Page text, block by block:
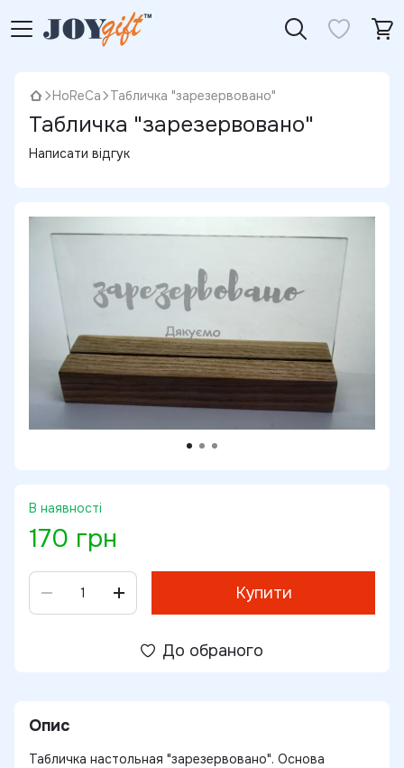
HoReCa Табличка "зарезервовано"
Табличка "зарезервовано"
Написати відгук
В наявності
170 грн
Купити
До обраного
Опис
Табличка настольная "зарезервовано". Основа